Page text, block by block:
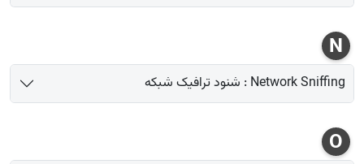
N
Network Sniffing : شنود ترافیک شبکه
O